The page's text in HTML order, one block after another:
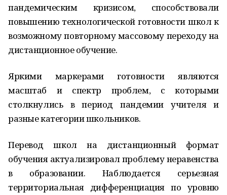
пандемическим кризисом, способствовали
повышению технологической готовности школ к
возможному повторному массовому переходу на
дистанционное обучение.
Яркими маркерами готовности являются
масштаб и спектр проблем, с которыми
столкнулись в период пандемии учителя и
разные категории школьников.
Перевод школ на дистанционный формат
обучения актуализировал проблему неравенства
в образовании. Наблюдается серьезная
территориальная дифференциация по уровню